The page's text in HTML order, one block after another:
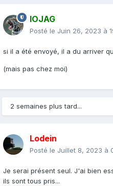
IOJAG
Posté le Juin 26, 2023 à
si il a été envoyé, il a du arriver
(mais pas chez moi)
2 semaines plus tard...
Lodein
Posté le Juillet 8, 2023 à
Je serai présent seul. J'ai bien
ils sont tous pris...